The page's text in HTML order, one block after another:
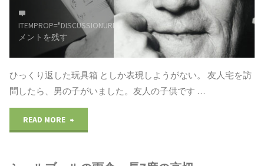
ィ
ミ
シ
ェ
ル・
ル
ITEMPROP="DISCUSSIONURL"
コ
メントを残す
ひっくり返した玩具箱 としか表現しようがない。 友人宅を訪
問したら、男の子がいました。友人の子供です …
READ MORE